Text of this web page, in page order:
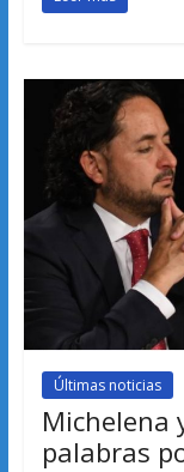
Últimas noticias
Michelena
palabras